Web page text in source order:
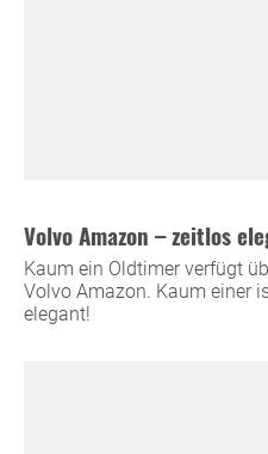
Volvo Amazon – zeitlos
Kaum ein Oldtimer verfügt
Volvo Amazon. Kaum einer
elegant!